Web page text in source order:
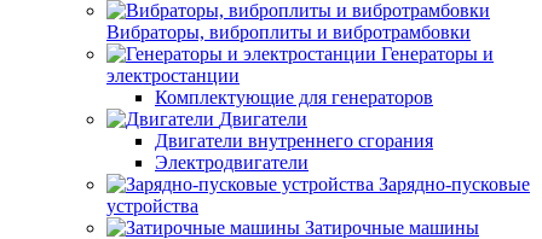
Вибраторы, виброплиты и вибротрамбовки
Генераторы и
электростанции
Комплектующие для генераторов
Двигатели
Двигатели внутреннего сгорания
Электродвигатели
Зарядно-пусковые
устройства
Затирочные машины